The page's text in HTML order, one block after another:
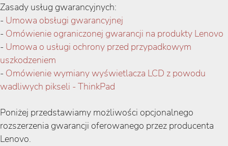
Zasady usług gwarancyjnych:
- Umowa obsługi gwarancyjnej
- Omówienie ograniczonej gwarancji na produkty Lenovo
- Umowa o usługi ochrony przed przypadkowym
uszkodzeniem
- Omówienie wymiany wyświetlacza LCD z powodu
wadliwych pikseli - ThinkPad
Poniżej przedstawiamy możliwości opcjonalnego
rozszerzenia gwarancji oferowanego przez producenta
Lenovo.